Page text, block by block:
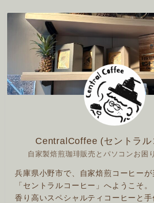
CentralCoffee (セントラル
自家製焙煎珈琲販売とパソコンお困
兵庫県小野市で、自家焙煎コーヒーが
「セントラルコーヒー」へようこそ。
香り高いスペシャルティコーヒーと